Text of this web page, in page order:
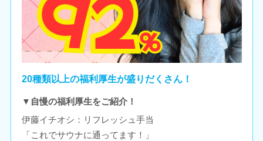
20種類以上の福利厚生が盛りだくさん！
▼自慢の福利厚生をご紹介！
伊藤イチオシ：リフレッシュ手当
「これでサウナに通ってます！」